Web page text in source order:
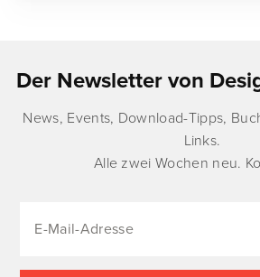
Der Newsletter von
News, Events, Download-Tipps,
Links.
Alle zwei Wochen neu.